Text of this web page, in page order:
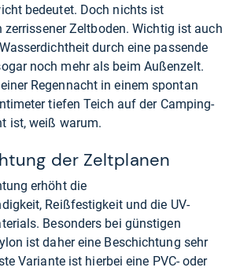
bedeutet. Doch nichts ist
zerrissener Zeltboden. Wichtig ist auch
durch eine passende
noch mehr als beim Außenzelt.
Regennacht in einem spontan
tiefen Teich auf der Camping-
ist, weiß warum.
der Zeltplanen
erhöht die
Reißfestigkeit und die UV-
Besonders bei günstigen
ist daher eine Beschichtung sehr
Variante ist hierbei eine PVC- oder